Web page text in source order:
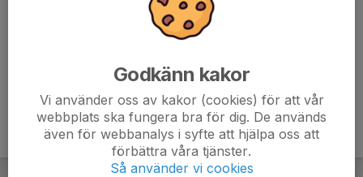
Godkänn kakor
Vi använder oss av kakor (cookies) för att vår
webbplats ska fungera bra för dig. De används
även för webbanalys i syfte att hjälpa oss att
förbättra våra tjänster.
Så använder vi cookies